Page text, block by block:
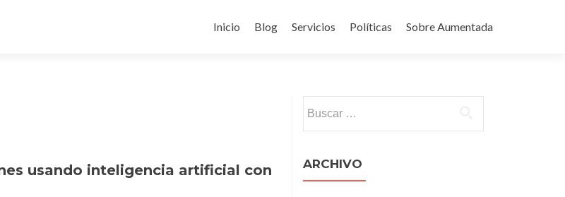
al
Inicio Blog Servicios Políticas Sobre Aumentada
usando inteligencia artificial con
ARCHIVO